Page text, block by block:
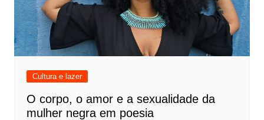
Cultura e lazer
O corpo, o amor e a sexualidade da
mulher negra em poesia